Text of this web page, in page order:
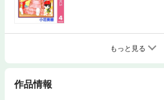
もっと見る
作品情報